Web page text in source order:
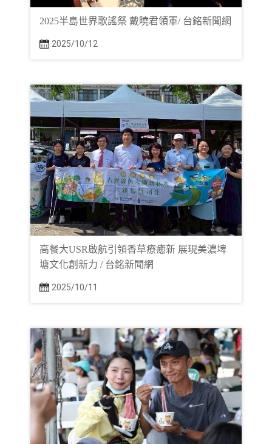
2025半島世界歌謠祭 戴曉君領軍/ 台銘新聞網
2025/10/12
高餐大USR啟航引領香草療癒新 展現美濃埤
塘文化創新力 / 台銘新聞網
2025/10/11